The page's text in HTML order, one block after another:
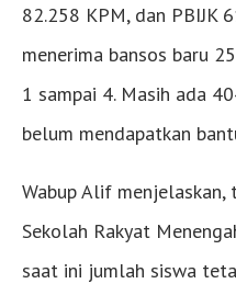
82.258 KPM, dan PBIJK
menerima bansos baru
1 sampai 4. Masih ada
belum mendapatkan
Wabup Alif menjelaskan,
Sekolah Rakyat
saat ini jumlah siswa